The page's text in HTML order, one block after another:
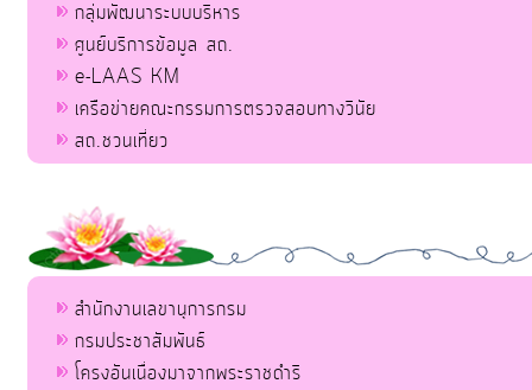
กลุ่มพัฒนาระบบบริหาร
ศูนย์บริการข้อมูล สถ.
e-LAAS KM
เครือข่ายคณะกรรมการตรวจสอบทางวินัย
สถ.ชวนเที่ยว
สำนักงานเลขานุการกรม
กรมประชาสัมพันธ์
โครงอันเนื่องมาจากพระราชดำริ